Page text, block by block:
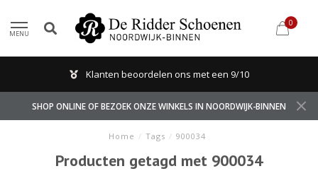
MENU
0
Klanten beoordelen ons met een 9/10
SHOP ONLINE OF BEZOEK ONZE WINKELS IN NOORDWIJK-BINNEN
Home / Tags / 900034
Producten getagd met 900034